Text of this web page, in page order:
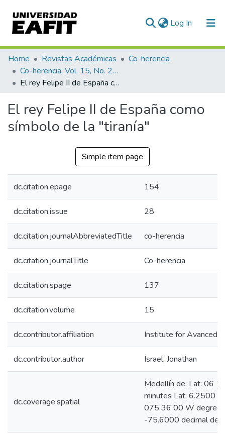
Log In (current)
Statistics
Home Revistas Académicas
Co-herencia
Co-herencia, Vol. 15, No. 28 (2018)
El rey Felipe II de España como símbolo de la "tiranía"
El rey Felipe II de España como
símbolo de la "tiranía"
Simple item page
dc.citation.epage 154
dc.citation.issue 28
dc.citation.journalAbbreviatedTitle co-herencia
dc.citation.journalTitle Co-herencia
dc.citation.spage 137
dc.citation.volume 15
dc.contributor.affiliation Institute for Avanced
dc.contributor.author Israel, Jonathan
dc.coverage.spatial
Medellín de: Lat: 06
minutes Lat: 6.2500
075 36 00 W
-75.6000 decimal